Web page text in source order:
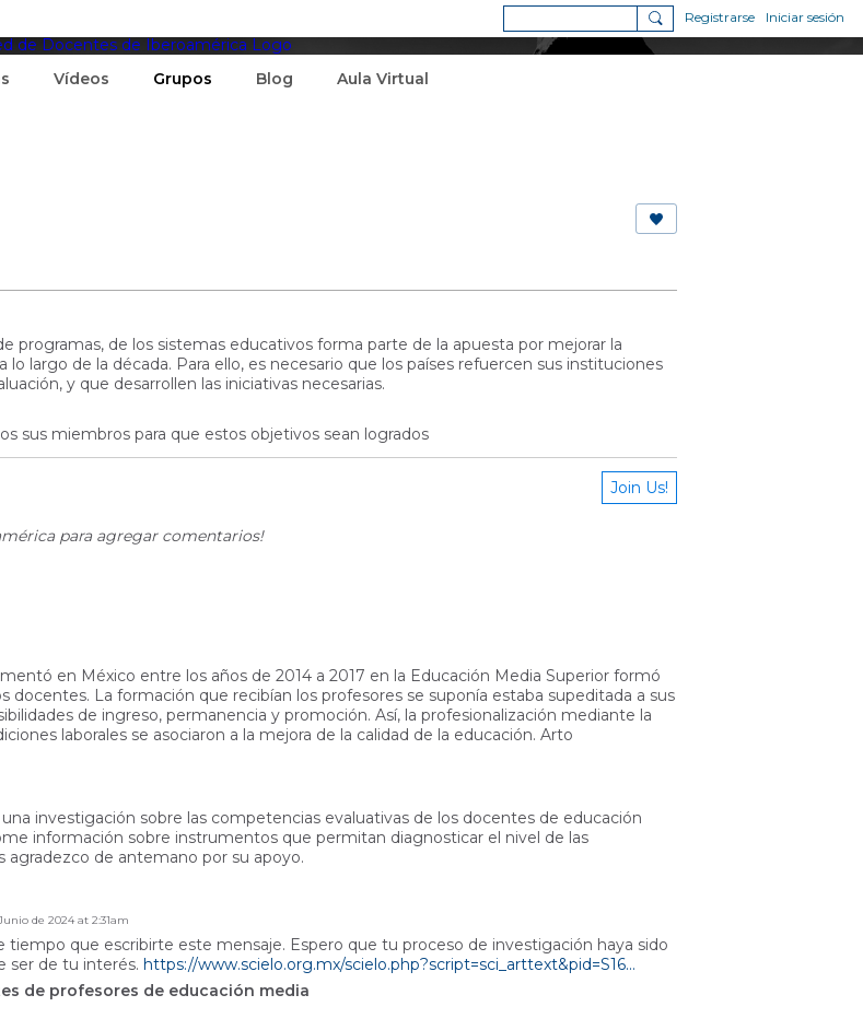
Registrarse Iniciar sesión
Vídeos Grupos Blog Aula Virtual
programas, de los sistemas educativos forma parte de la apuesta por mejorar la
largo de la década. Para ello, es necesario que los países refuercen sus instituciones
y que desarrollen las iniciativas necesarias.
sus miembros para que estos objetivos sean logrados
Join Us!
para agregar comentarios!
en México entre los años de 2014 a 2017 en la Educación Media Superior formó
docentes. La formación que recibían los profesores se suponía estaba supeditada a sus
de ingreso, permanencia y promoción. Así, la profesionalización mediante la
laborales se asociaron a la mejora de la calidad de la educación. Arto
investigación sobre las competencias evaluativas de los docentes de educación
información sobre instrumentos que permitan diagnosticar el nivel de las
de antemano por su apoyo.
de 2024 at 2:31am
tiempo que escribirte este mensaje. Espero que tu proceso de investigación haya sido
ser de tu interés. https://www.scielo.org.mx/scielo.php?script=sci_arttext&pid=S16...
de profesores de educación media